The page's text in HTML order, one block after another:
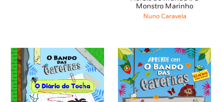
era:
14,65 €.
é:
Monstro Marinho
Nuno Caravela